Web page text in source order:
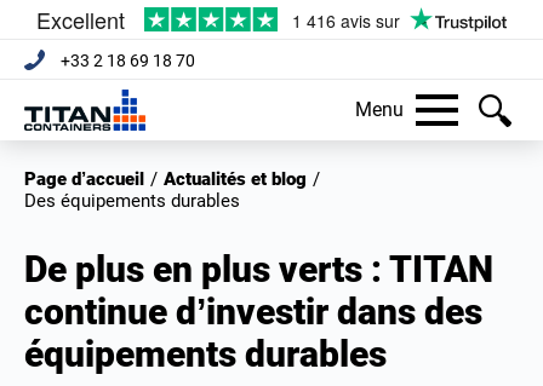
+33 2 18 69 18 70
Menu
Page d’accueil / Actualités et blog /
Des équipements durables
De plus en plus verts : TITAN
continue d’investir dans des
équipements durables